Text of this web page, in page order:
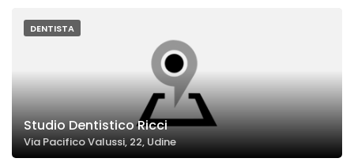
DENTISTA
Studio Dentistico Ricci
Via Pacifico Valussi, 22, Udine